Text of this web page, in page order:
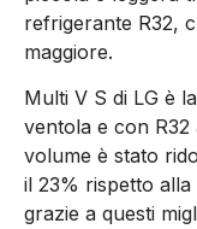
refrigerante R32,
maggiore.
Multi V S di LG è
ventola e con
volume è stato
il 23% rispetto
grazie a questi